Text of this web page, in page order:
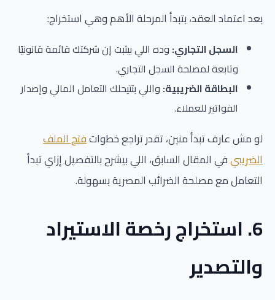
بعد اعتماد العقد، بتبدأ المرحلة الأهم وهي استخراج:
السجل التجاري: وده اللي بيثبت إن شركتك قائمة قانونيًا
وتابعة لمصلحة السجل التجاري.
البطاقة الضريبية: واللي بتتيحلك التعامل المالي وإصدار
الفواتير للعملاء.
لو مش عارف تبدأ منين، تقدر تراجع خطواتفتح الملف
الضريبيفي المقال السابق، اللي بيشرح بالتفصيل إزاي تبدأ
التعامل مع مصلحة الضرائب المصرية بسهولة.
6. استخراج رخصة الاستيراد
والتصدير